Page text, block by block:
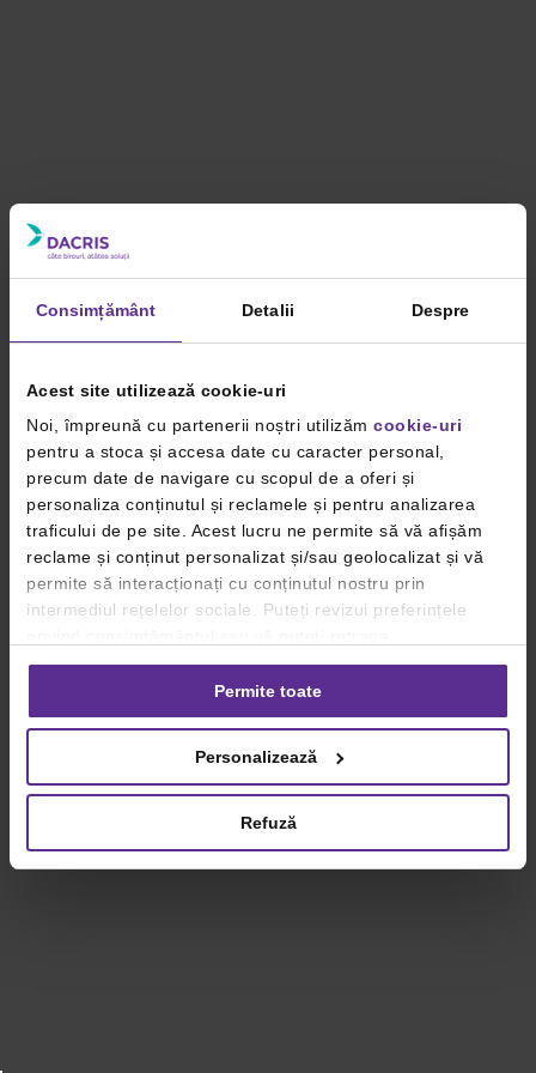
Consimțământ Detalii Despre
Acest site utilizează cookie-uri
Noi, împreună cu partenerii noștri utilizăm cookie-uri
pentru a stoca și accesa date cu caracter personal,
precum date de navigare cu scopul de a oferi și
personaliza conținutul și reclamele și pentru analizarea
traficului de pe site. Acest lucru ne permite să vă afișăm
reclame și conținut personalizat și/sau geolocalizat și vă
permite să interacționați cu conținutul nostru prin
intermediul rețelelor sociale. Puteți revizui preferințele
consimțământul oricând, făcând click pe linkul către
setările dvs. de cookie-uri.
privind utilizarea modulelor cookie.Detalii
Permite toate
Personalizează
Refuză